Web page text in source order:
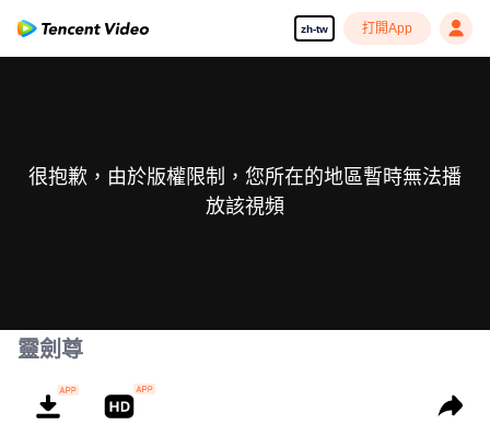
zh-tw 打開App
很抱歉，由於版權限制，您所在的地區暫時無法播
放該視頻
靈劍尊